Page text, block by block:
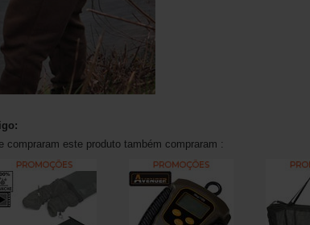
compraram este produto também compraram :